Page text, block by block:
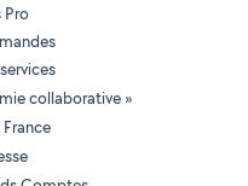
Pro
collaborative »